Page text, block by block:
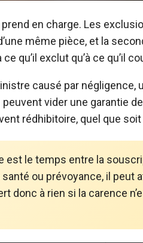
en charge. Les
même pièce, et la
qu’il exclut qu’à ce qu’il
causé par négligence,
vider une garantie
rédhibitoire, quel que soit
est le temps entre la
ou prévoyance, il peut
donc à rien si la carence